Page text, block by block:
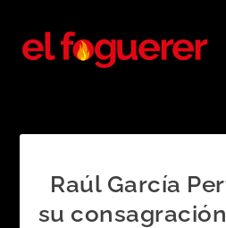
Raúl García
su